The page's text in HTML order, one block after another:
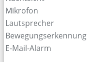
Mikrofon
Lautsprecher
Bewegungserkennung
E-Mail-Alarm